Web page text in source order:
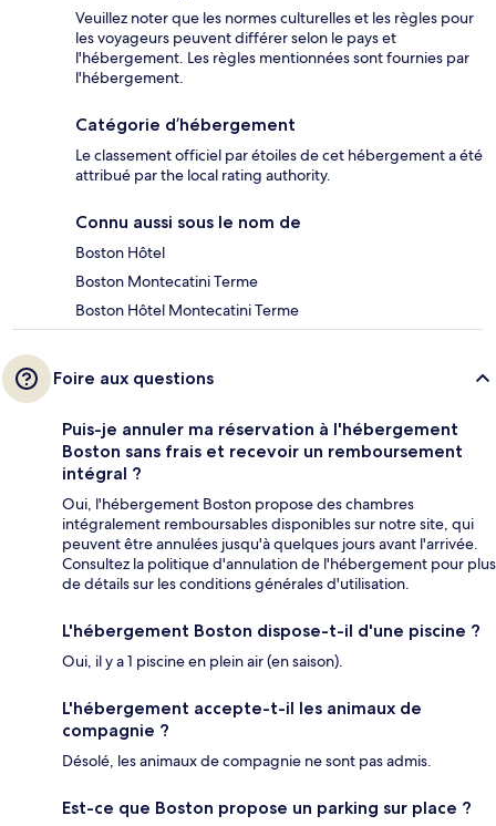
Veuillez noter que les normes culturelles et les règles pour
les voyageurs peuvent différer selon le pays et
l'hébergement. Les règles mentionnées sont fournies par
l'hébergement.
Catégorie d’hébergement
Le classement officiel par étoiles de cet hébergement a été
attribué par the local rating authority.
Connu aussi sous le nom de
Boston Hôtel
Boston Montecatini Terme
Boston Hôtel Montecatini Terme
Foire aux questions
Puis-je annuler ma réservation à l'hébergement
Boston sans frais et recevoir un remboursement
intégral ?
Oui, l'hébergement Boston propose des chambres
intégralement remboursables disponibles sur notre site, qui
peuvent être annulées jusqu'à quelques jours avant l'arrivée.
Consultez la politique d'annulation de l'hébergement pour plus
de détails sur les conditions générales d'utilisation.
L'hébergement Boston dispose-t-il d'une piscine ?
Oui, il y a 1 piscine en plein air (en saison).
L'hébergement accepte-t-il les animaux de
compagnie ?
Désolé, les animaux de compagnie ne sont pas admis.
Est-ce que Boston propose un parking sur place ?